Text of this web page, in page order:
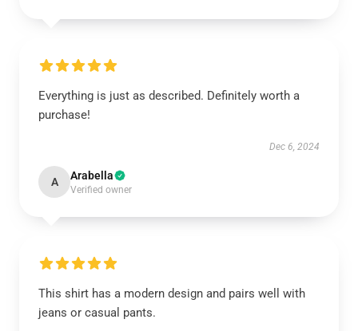
Everything is just as described. Definitely worth a
purchase!
Dec 6, 2024
A Arabella
Verified owner
This shirt has a modern design and pairs well with
jeans or casual pants.